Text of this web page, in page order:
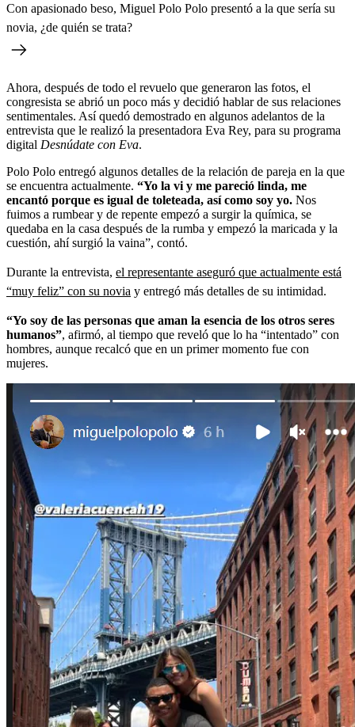
Con apasionado beso, Miguel Polo Polo presentó a la que sería su
novia, ¿de quién se trata?
Ahora, después de todo el revuelo que generaron las fotos, el
congresista se abrió un poco más y decidió hablar de sus relaciones
sentimentales. Así quedó demostrado en algunos adelantos de la
entrevista que le realizó la presentadora Eva Rey, para su programa
digital Desnúdate con Eva.
Polo Polo entregó algunos detalles de la relación de pareja en la que
se encuentra actualmente. “Yo la vi y me pareció linda, me
encantó porque es igual de toleteada, así como soy yo. Nos
fuimos a rumbear y de repente empezó a surgir la química, se
quedaba en la casa después de la rumba y empezó la maricada y la
cuestión, ahí surgió la vaina”, contó.
Durante la entrevista, el representante aseguró que actualmente está
“muy feliz” con su novia y entregó más detalles de su intimidad.
“Yo soy de las personas que aman la esencia de los otros seres
humanos”, afirmó, al tiempo que reveló que lo ha “intentado” con
hombres, aunque recalcó que en un primer momento fue con
mujeres.